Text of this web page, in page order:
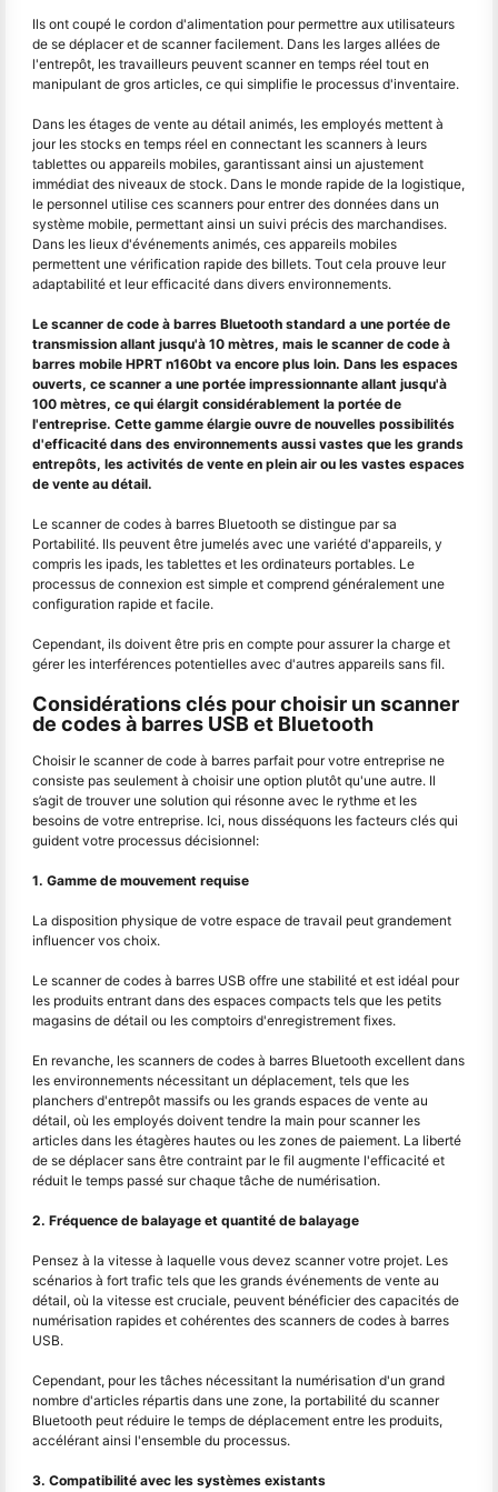
Ils ont coupé le cordon d'alimentation pour permettre aux utilisateurs
de se déplacer et de scanner facilement. Dans les larges allées de
l'entrepôt, les travailleurs peuvent scanner en temps réel tout en
manipulant de gros articles, ce qui simplifie le processus d'inventaire.
Dans les étages de vente au détail animés, les employés mettent à
jour les stocks en temps réel en connectant les scanners à leurs
tablettes ou appareils mobiles, garantissant ainsi un ajustement
immédiat des niveaux de stock. Dans le monde rapide de la logistique,
le personnel utilise ces scanners pour entrer des données dans un
système mobile, permettant ainsi un suivi précis des marchandises.
Dans les lieux d'événements animés, ces appareils mobiles
permettent une vérification rapide des billets. Tout cela prouve leur
adaptabilité et leur efficacité dans divers environnements.
Le scanner de code à barres Bluetooth standard a une portée de
transmission allant jusqu'à 10 mètres, mais le scanner de code à
barres mobile HPRT n160bt va encore plus loin. Dans les espaces
ouverts, ce scanner a une portée impressionnante allant jusqu'à
100 mètres, ce qui élargit considérablement la portée de
l'entreprise. Cette gamme élargie ouvre de nouvelles possibilités
d'efficacité dans des environnements aussi vastes que les grands
entrepôts, les activités de vente en plein air ou les vastes espaces
de vente au détail.
Le scanner de codes à barres Bluetooth se distingue par sa
Portabilité. Ils peuvent être jumelés avec une variété d'appareils, y
compris les ipads, les tablettes et les ordinateurs portables. Le
processus de connexion est simple et comprend généralement une
configuration rapide et facile.
Cependant, ils doivent être pris en compte pour assurer la charge et
gérer les interférences potentielles avec d'autres appareils sans fil.
Considérations clés pour choisir un scanner
de codes à barres USB et Bluetooth
Choisir le scanner de code à barres parfait pour votre entreprise ne
consiste pas seulement à choisir une option plutôt qu'une autre. Il
s’agit de trouver une solution qui résonne avec le rythme et les
besoins de votre entreprise. Ici, nous disséquons les facteurs clés qui
guident votre processus décisionnel:
1. Gamme de mouvement requise
La disposition physique de votre espace de travail peut grandement
influencer vos choix.
Le scanner de codes à barres USB offre une stabilité et est idéal pour
les produits entrant dans des espaces compacts tels que les petits
magasins de détail ou les comptoirs d'enregistrement fixes.
En revanche, les scanners de codes à barres Bluetooth excellent dans
les environnements nécessitant un déplacement, tels que les
planchers d'entrepôt massifs ou les grands espaces de vente au
détail, où les employés doivent tendre la main pour scanner les
articles dans les étagères hautes ou les zones de paiement. La liberté
de se déplacer sans être contraint par le fil augmente l'efficacité et
réduit le temps passé sur chaque tâche de numérisation.
2. Fréquence de balayage et quantité de balayage
Pensez à la vitesse à laquelle vous devez scanner votre projet. Les
scénarios à fort trafic tels que les grands événements de vente au
détail, où la vitesse est cruciale, peuvent bénéficier des capacités de
numérisation rapides et cohérentes des scanners de codes à barres
USB.
Cependant, pour les tâches nécessitant la numérisation d'un grand
nombre d'articles répartis dans une zone, la portabilité du scanner
Bluetooth peut réduire le temps de déplacement entre les produits,
accélérant ainsi l'ensemble du processus.
3. Compatibilité avec les systèmes existants